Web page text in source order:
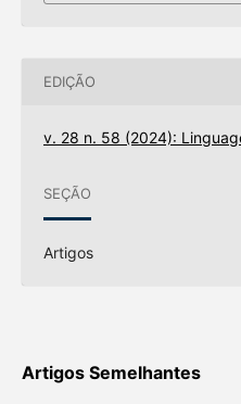
EDIÇÃO
v. 28 n. 58 (2024):
SEÇÃO
Artigos
Artigos Semelhantes